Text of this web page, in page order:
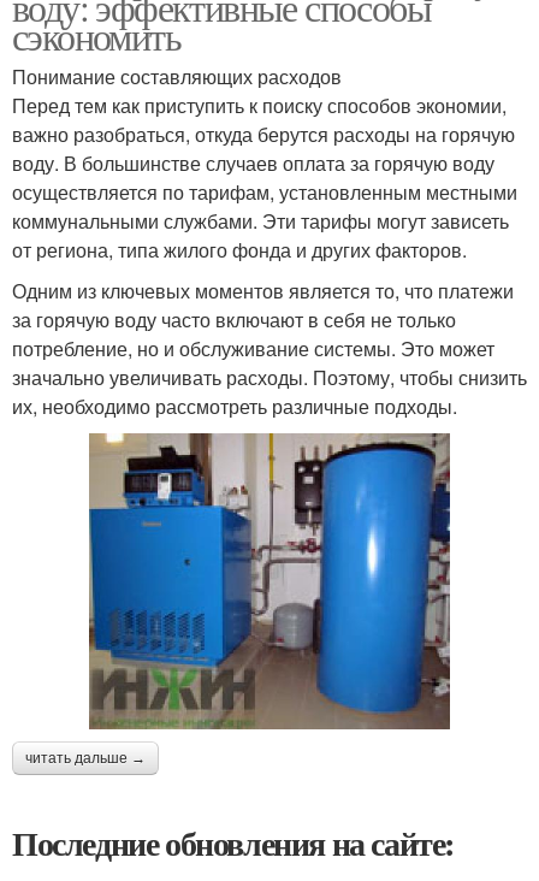
сэкономить
Понимание составляющих расходов
Перед тем как приступить к поиску способов экономии,
важно разобраться, откуда берутся расходы на горячую
воду. В большинстве случаев оплата за горячую воду
осуществляется по тарифам, установленным местными
коммунальными службами. Эти тарифы могут зависеть
от региона, типа жилого фонда и других факторов.
Одним из ключевых моментов является то, что платежи
за горячую воду часто включают в себя не только
потребление, но и обслуживание системы. Это может
значально увеличивать расходы. Поэтому, чтобы снизить
их, необходимо рассмотреть различные подходы.
читать дальше →
Последние обновления на сайте: